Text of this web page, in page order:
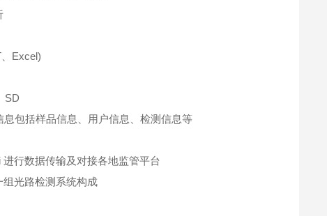
Excel)
SD
包括样品信息、用户信息、检测信息等
行数据传输及对接各地监管平台
光路检测系统构成